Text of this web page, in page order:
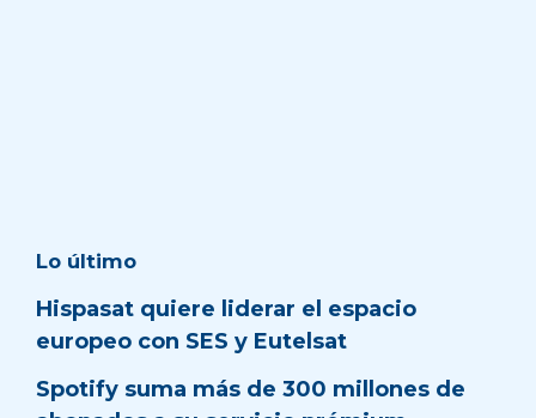
Lo último
Hispasat quiere liderar el espacio
europeo con SES y Eutelsat
Spotify suma más de 300 millones de